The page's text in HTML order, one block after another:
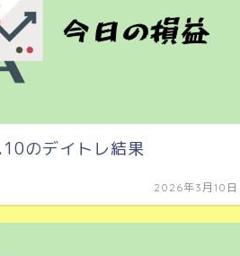
のデイトレ結果
2026年3月10日